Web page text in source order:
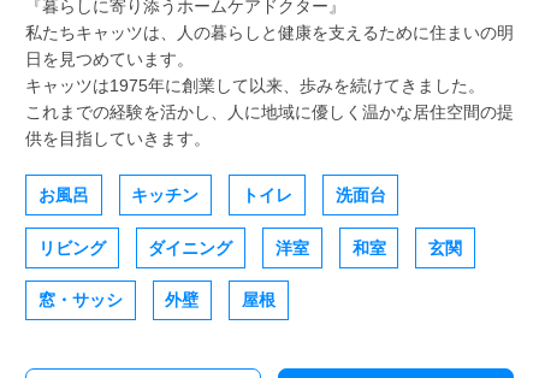
『暮らしに寄り添うホームケアドクター』
私たちキャッツは、人の暮らしと健康を支えるために住まいの明
日を見つめています。
キャッツは1975年に創業して以来、歩みを続けてきました。
これまでの経験を活かし、人に地域に優しく温かな居住空間の提
供を目指していきます。
お風呂 キッチン トイレ 洗面台
リビング ダイニング 洋室 和室 玄関
窓・サッシ 外壁 屋根